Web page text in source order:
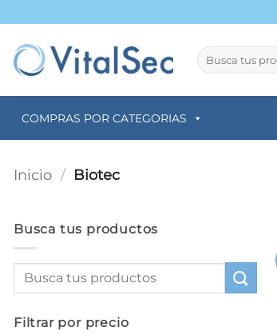
al
contenido
Buscar
por:
COMPRAS POR CATEGORIAS
Inicio / Biotec
Busca tus productos
Filtrar por precio